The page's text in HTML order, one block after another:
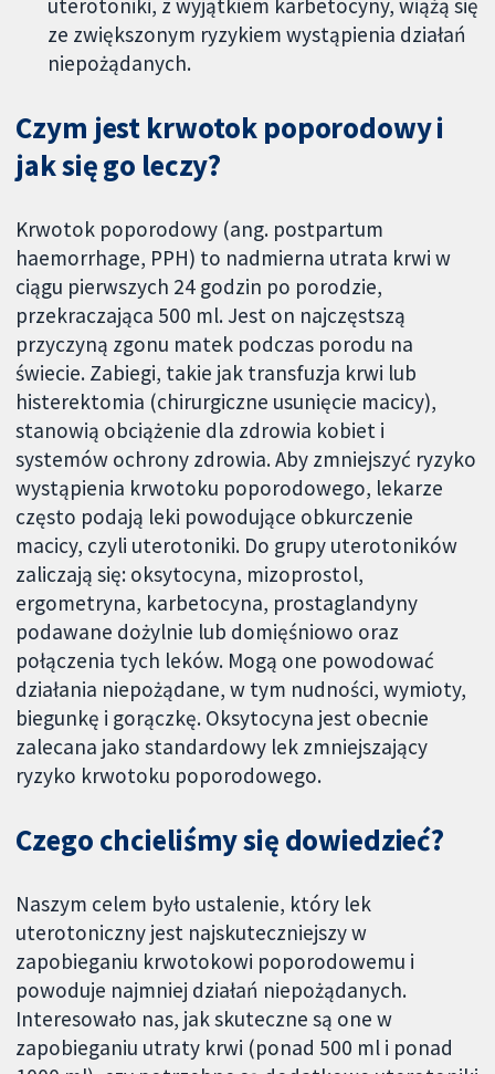
uterotoniki, z wyjątkiem karbetocyny, wiążą się
ze zwiększonym ryzykiem wystąpienia działań
niepożądanych.
Czym jest krwotok poporodowy i
jak się go leczy?
Krwotok poporodowy (ang. postpartum
haemorrhage, PPH) to nadmierna utrata krwi w
ciągu pierwszych 24 godzin po porodzie,
przekraczająca 500 ml. Jest on najczęstszą
przyczyną zgonu matek podczas porodu na
świecie. Zabiegi, takie jak transfuzja krwi lub
histerektomia (chirurgiczne usunięcie macicy),
stanowią obciążenie dla zdrowia kobiet i
systemów ochrony zdrowia. Aby zmniejszyć ryzyko
wystąpienia krwotoku poporodowego, lekarze
często podają leki powodujące obkurczenie
macicy, czyli uterotoniki. Do grupy uterotoników
zaliczają się: oksytocyna, mizoprostol,
ergometryna, karbetocyna, prostaglandyny
podawane dożylnie lub domięśniowo oraz
połączenia tych leków. Mogą one powodować
działania niepożądane, w tym nudności, wymioty,
biegunkę i gorączkę. Oksytocyna jest obecnie
zalecana jako standardowy lek zmniejszający
ryzyko krwotoku poporodowego.
Czego chcieliśmy się dowiedzieć?
Naszym celem było ustalenie, który lek
uterotoniczny jest najskuteczniejszy w
zapobieganiu krwotokowi poporodowemu i
powoduje najmniej działań niepożądanych.
Interesowało nas, jak skuteczne są one w
zapobieganiu utraty krwi (ponad 500 ml i ponad